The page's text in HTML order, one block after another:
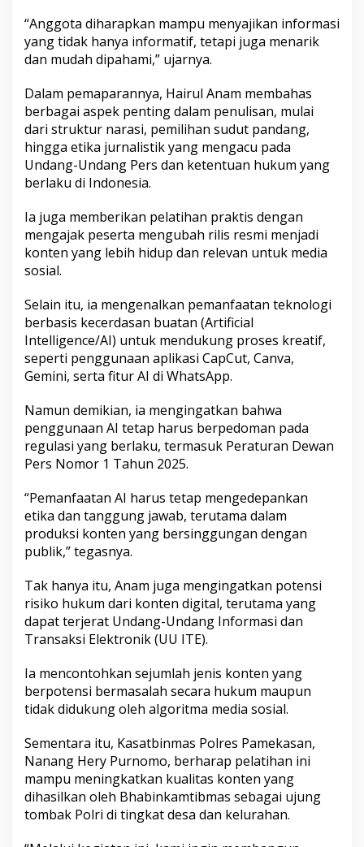
M
e
n
i
s
K
o
t
e
K
r
e
a
f
“Anggota diharapkan mampu menyajikan informasi
yang tidak hanya informatif, tetapi juga menarik
dan mudah dipahami,” ujarnya.
Dalam pemaparannya, Hairul Anam membahas
berbagai aspek penting dalam penulisan, mulai
dari struktur narasi, pemilihan sudut pandang,
hingga etika jurnalistik yang mengacu pada
Undang-Undang Pers dan ketentuan hukum yang
berlaku di Indonesia.
Ia juga memberikan pelatihan praktis dengan
mengajak peserta mengubah rilis resmi menjadi
konten yang lebih hidup dan relevan untuk media
sosial.
Selain itu, ia mengenalkan pemanfaatan teknologi
berbasis kecerdasan buatan (Artificial
Intelligence/AI) untuk mendukung proses kreatif,
seperti penggunaan aplikasi CapCut, Canva,
Gemini, serta fitur AI di WhatsApp.
Namun demikian, ia mengingatkan bahwa
penggunaan AI tetap harus berpedoman pada
regulasi yang berlaku, termasuk Peraturan Dewan
Pers Nomor 1 Tahun 2025.
“Pemanfaatan AI harus tetap mengedepankan
etika dan tanggung jawab, terutama dalam
produksi konten yang bersinggungan dengan
publik,” tegasnya.
Tak hanya itu, Anam juga mengingatkan potensi
risiko hukum dari konten digital, terutama yang
dapat terjerat Undang-Undang Informasi dan
Transaksi Elektronik (UU ITE).
Ia mencontohkan sejumlah jenis konten yang
berpotensi bermasalah secara hukum maupun
tidak didukung oleh algoritma media sosial.
Sementara itu, Kasatbinmas Polres Pamekasan,
Nanang Hery Purnomo, berharap pelatihan ini
mampu meningkatkan kualitas konten yang
dihasilkan oleh Bhabinkamtibmas sebagai ujung
tombak Polri di tingkat desa dan kelurahan.